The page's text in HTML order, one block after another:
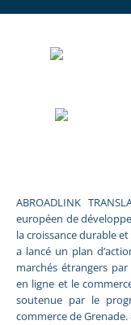
ABROADLINK
européen de
la croissance durable
a lancé un plan
marchés étrangers
en ligne et le
soutenue par le
commerce de